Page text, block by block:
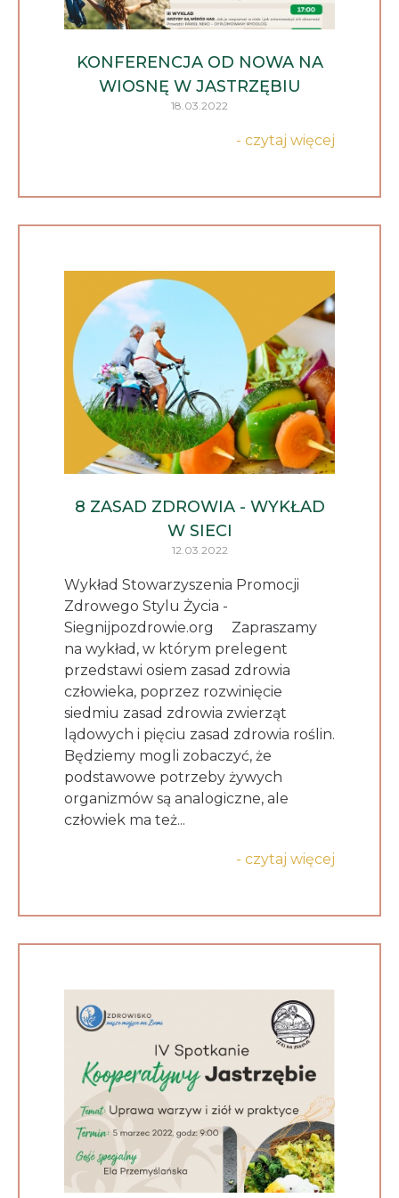
KONFERENCJA OD NOWA NA
WIOSNĘ W JASTRZĘBIU
18.03.2022
- czytaj więcej
8 ZASAD ZDROWIA - WYKŁAD
W SIECI
12.03.2022
Wykład Stowarzyszenia Promocji
Zdrowego Stylu Życia -
Siegnijpozdrowie.org Zapraszamy
na wykład, w którym prelegent
przedstawi osiem zasad zdrowia
człowieka, poprzez rozwinięcie
siedmiu zasad zdrowia zwierząt
lądowych i pięciu zasad zdrowia roślin.
Będziemy mogli zobaczyć, że
podstawowe potrzeby żywych
organizmów są analogiczne, ale
człowiek ma też...
- czytaj więcej